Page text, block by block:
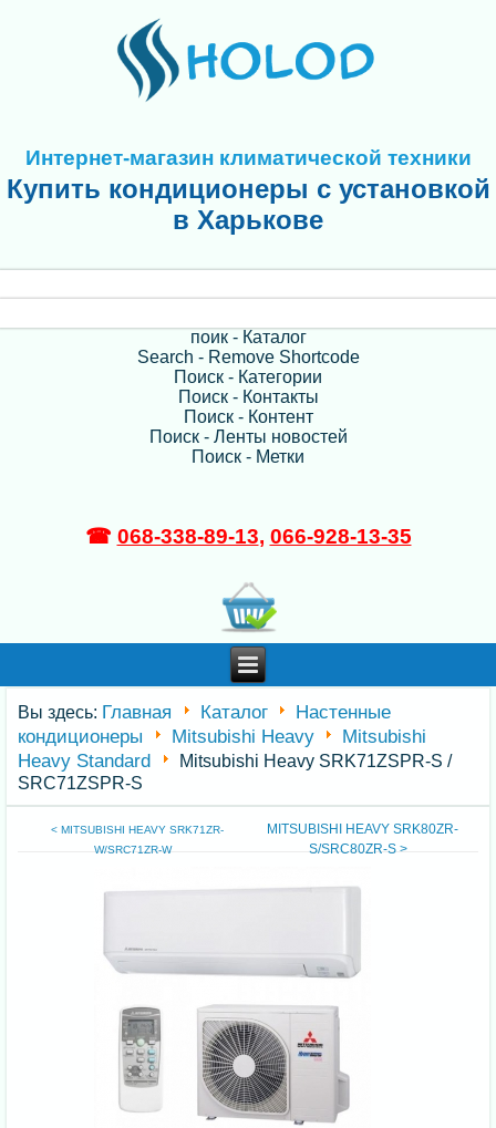
Интернет-магазин климатической техники
Купить кондиционеры с установкой
в Харькове
поик - Каталог
Search - Remove Shortcode
Поиск - Категории
Поиск - Контакты
Поиск - Контент
Поиск - Ленты новостей
Поиск - Метки
☎ 068-338-89-13, 066-928-13-35
Вы здесь: Главная Каталог
Настенные
кондиционеры
Mitsubishi Heavy
Mitsubishi
Heavy Standard
Mitsubishi Heavy SRK71ZSPR-S /
SRC71ZSPR-S
< MITSUBISHI HEAVY SRK71ZR-
W/SRC71ZR-W
MITSUBISHI HEAVY SRK80ZR-
S/SRC80ZR-S >